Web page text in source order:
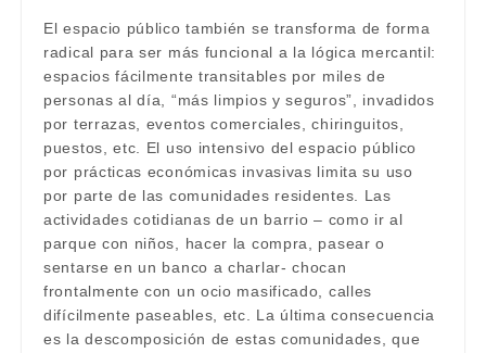
El espacio público también se transforma de forma
radical para ser más funcional a la lógica mercantil:
espacios fácilmente transitables por miles de
personas al día, “más limpios y seguros”, invadidos
por terrazas, eventos comerciales, chiringuitos,
puestos, etc. El uso intensivo del espacio público
por prácticas económicas invasivas limita su uso
por parte de las comunidades residentes. Las
actividades cotidianas de un barrio – como ir al
parque con niños, hacer la compra, pasear o
sentarse en un banco a charlar- chocan
frontalmente con un ocio masificado, calles
difícilmente paseables, etc. La última consecuencia
es la descomposición de estas comunidades, que